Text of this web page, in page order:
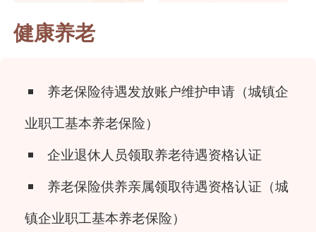
健康养老
养老保险待遇发放账户维护申请（城镇企
业职工基本养老保险）
企业退休人员领取养老待遇资格认证
养老保险供养亲属领取待遇资格认证（城
镇企业职工基本养老保险）